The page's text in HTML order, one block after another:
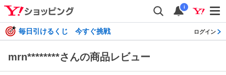
i
毎日引けるくじ 今すぐ挑戦 ログイン
mrn********さんの商品レビュー